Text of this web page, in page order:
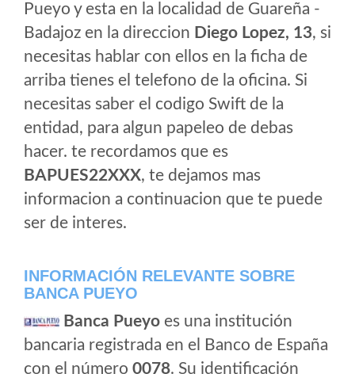
Pueyo y esta en la localidad de Guareña -
Badajoz en la direccion Diego Lopez, 13, si
necesitas hablar con ellos en la ficha de
arriba tienes el telefono de la oficina. Si
necesitas saber el codigo Swift de la
entidad, para algun papeleo de debas
hacer. te recordamos que es
BAPUES22XXX, te dejamos mas
informacion a continuacion que te puede
ser de interes.
INFORMACIÓN RELEVANTE SOBRE
BANCA PUEYO
Banca Pueyo es una institución
bancaria registrada en el Banco de España
con el número 0078. Su identificación